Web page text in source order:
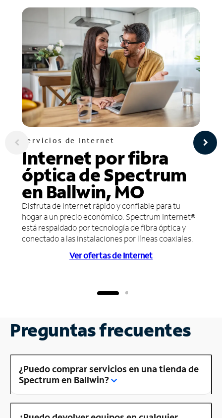
Servicios de Internet
Internet por fibra
óptica de Spectrum
en Ballwin, MO
Disfruta de Internet rápido y confiable para tu
hogar a un precio económico. Spectrum Internet®
está respaldado por tecnología de fibra óptica y
conectado a las instalaciones por líneas coaxiales.
Ver ofertas de Internet
Preguntas frecuentes
¿Puedo comprar servicios en una tienda de
Spectrum en Ballwin?